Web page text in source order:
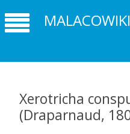
MALACOWIKI
Xerotricha
(Draparnaud,